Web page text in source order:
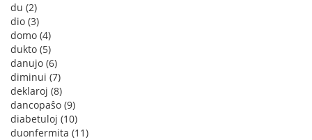
du (2)
dio (3)
domo (4)
dukto (5)
danujo (6)
diminui (7)
deklaroj (8)
dancopaŝo (9)
diabetuloj (10)
duonfermita (11)